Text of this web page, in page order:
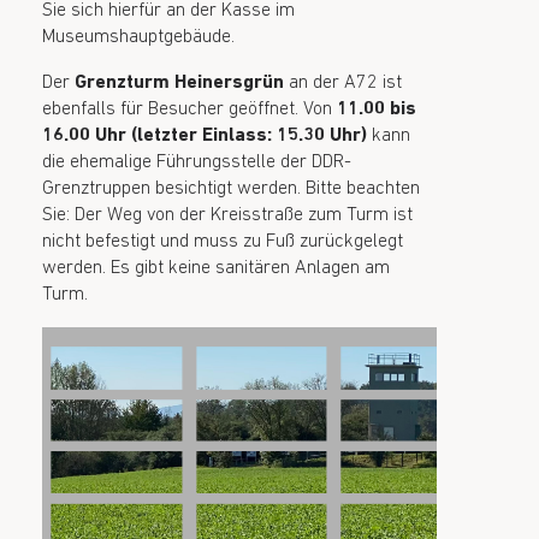
Sie sich hierfür an der Kasse im
Museumshauptgebäude.
Der Grenzturm Heinersgrün an der A72 ist
ebenfalls für Besucher geöffnet. Von 11.00 bis
16.00 Uhr (letzter Einlass: 15.30 Uhr) kann
die ehemalige Führungsstelle der DDR-
Grenztruppen besichtigt werden. Bitte beachten
Sie: Der Weg von der Kreisstraße zum Turm ist
nicht befestigt und muss zu Fuß zurückgelegt
werden. Es gibt keine sanitären Anlagen am
Turm.